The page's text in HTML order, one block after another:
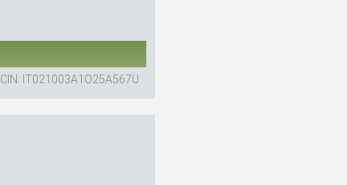
CIN: IT021003A1O25A567U